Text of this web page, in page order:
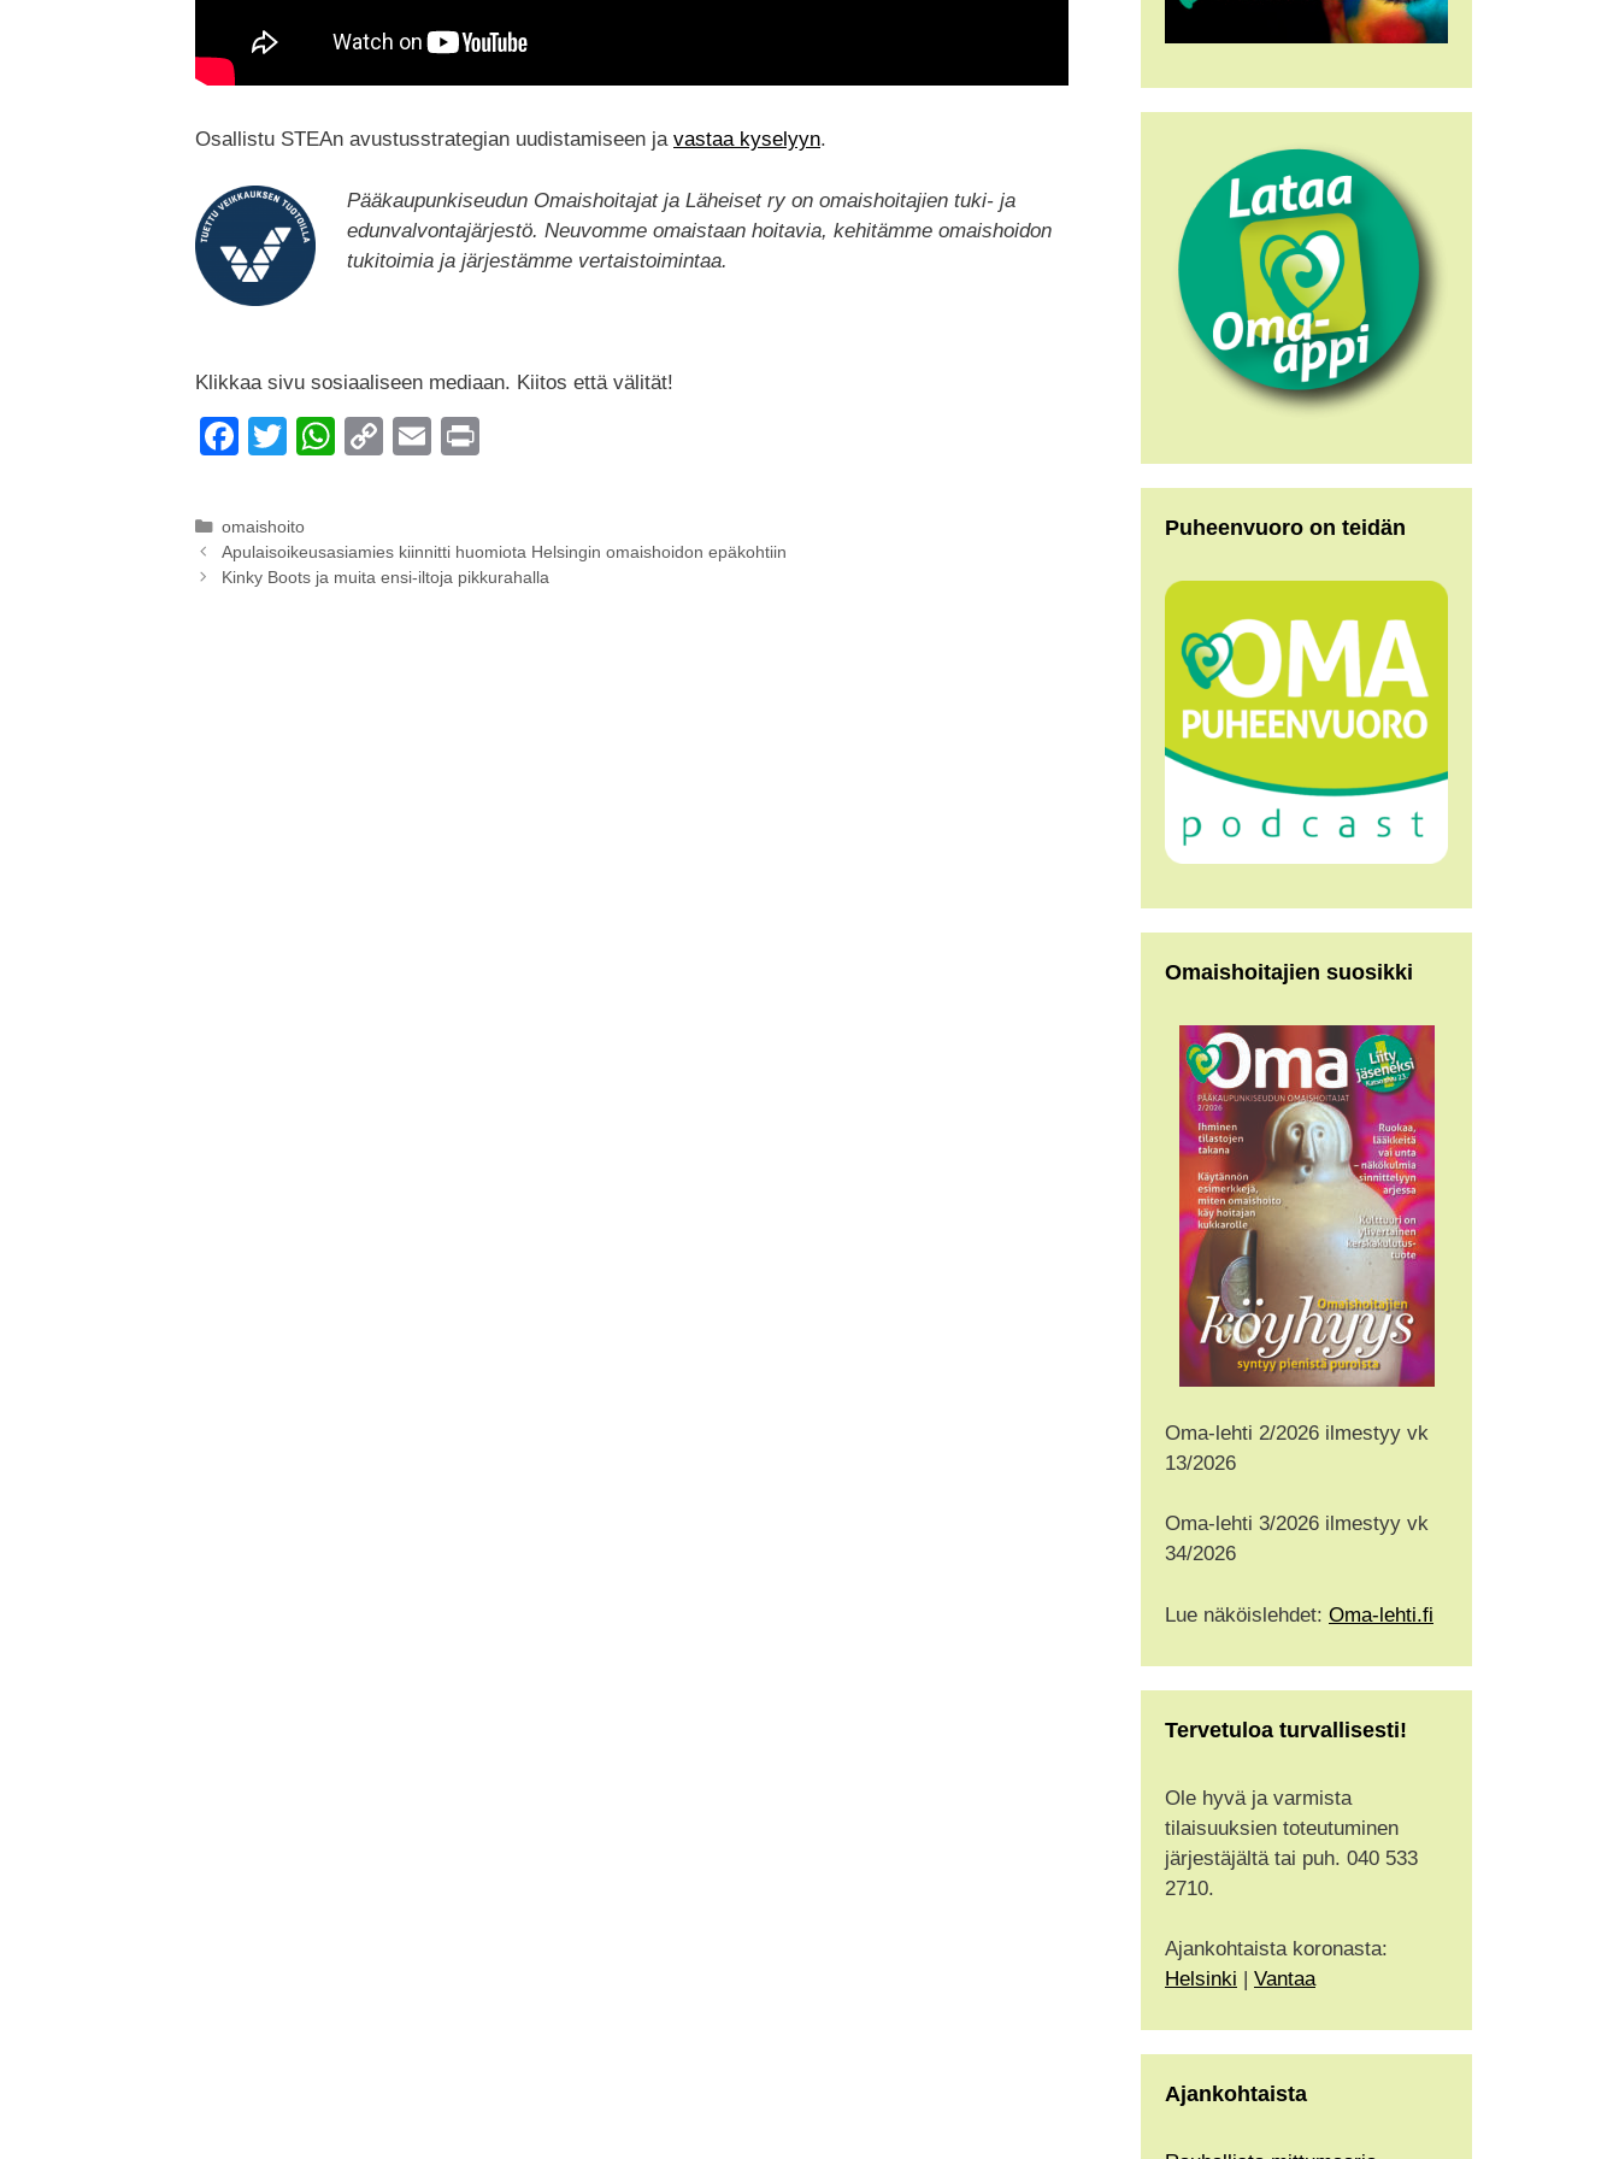
Osallistu STEAn avustusstrategian uudistamiseen ja vastaa kyselyyn.
Pääkaupunkiseudun Omaishoitajat ja Läheiset ry on omaishoitajien tuki- ja
edunvalvontajärjestö. Neuvomme omaistaan hoitavia, kehitämme omaishoidon
tukitoimia ja järjestämme vertaistoimintaa.
Klikkaa sivu sosiaaliseen mediaan. Kiitos että välität!
F
c
e
b
T
tt
er
W
s
A
C
y
Li
E
Kategoriat
omaishoito
Apulaisoikeusasiamies kiinnitti huomiota Helsingin omaishoidon epäkohtiin
Kinky Boots ja muita ensi-iltoja pikkurahalla
Puheenvuoro on teidän
Omaishoitajien suosikki
Oma-lehti 2/2026 ilmestyy vk
13/2026
Oma-lehti 3/2026 ilmestyy vk
34/2026
Lue näköislehdet: Oma-lehti.fi
Tervetuloa turvallisesti!
Ole hyvä ja varmista
tilaisuuksien toteutuminen
järjestäjältä tai puh. 040 533
2710.
Ajankohtaista koronasta:
Helsinki | Vantaa
Ajankohtaista